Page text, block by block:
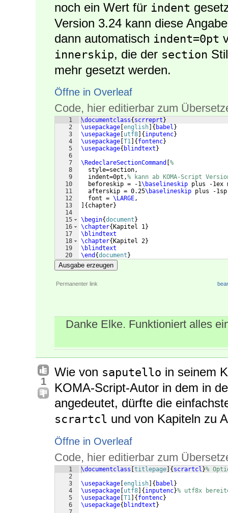
noch ein Wert für indent
Version 3.24 kann diese
dann automatisch indent=0pt
innerskip, die der section
mehr gesetzt werden.
Öffne in Overleaf
Code, hier editierbar zum
1
2
3
4
5
6
7
8
9
10
11
12
13
14
15
16
17
18
19
20
\documentclass{ scrreprt }
\usepackage english { babel }
\usepackage utf8 { inputenc}
\usepackage T1 { fontenc}
\usepackage{ blindtext }
\RedeclareSectionCommand
%
  style=section,
  indent=0pt,
% kann ab KOMA-Script
  beforeskip = -1
\baselineskip plus -1ex
  afterskip = 0.25
\baselineskip plus -
  font =
\LARGE,
{ chapter}
\begin{document }
\chapter{ Kapitel 1}
\blindtext
\chapter{ Kapitel 2}
\blindtext
\end {document }
Ausgabe erzeugen
Permanenter link
Danke Elke. Funktioniert alles
1
Wie von saputello in seinem
KOMA-Script-Autor in dem in
angedeutet, dürfte die
scrartcl und von Kapiteln zu
Öffne in Overleaf
Code, hier editierbar zum
1
2
3
4
5
6
\documentclass titlepage { scrartcl }%
\usepackage english { babel }
\usepackage utf8 { inputenc}% utf8x
\usepackage T1 { fontenc}
\usepackage{ blindtext }